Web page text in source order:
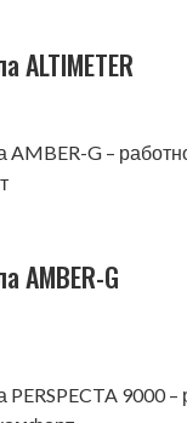
ALTIMETER
AMBER-G